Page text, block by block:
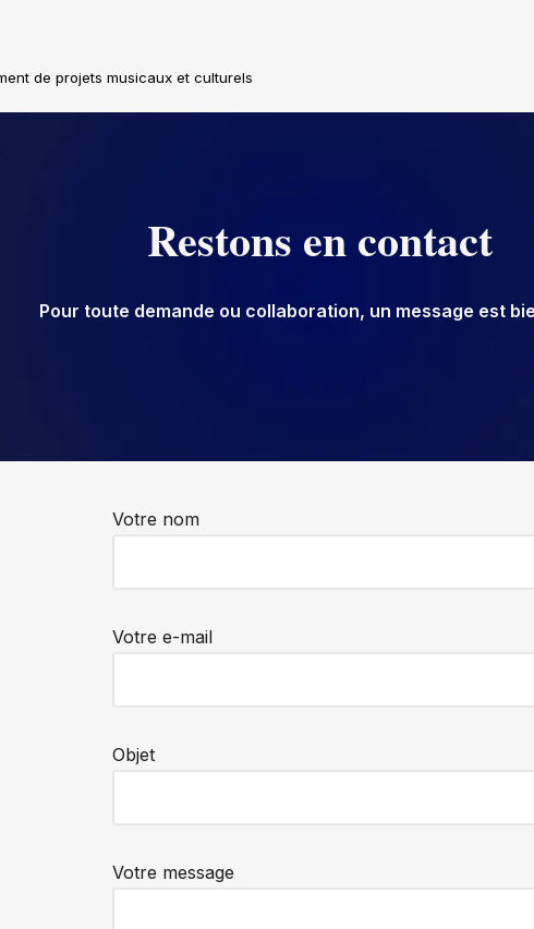
de projets musicaux et culturels
Restons en contact
Pour toute demande ou collaboration, un message est
Votre nom
Votre e-mail
Objet
Votre message